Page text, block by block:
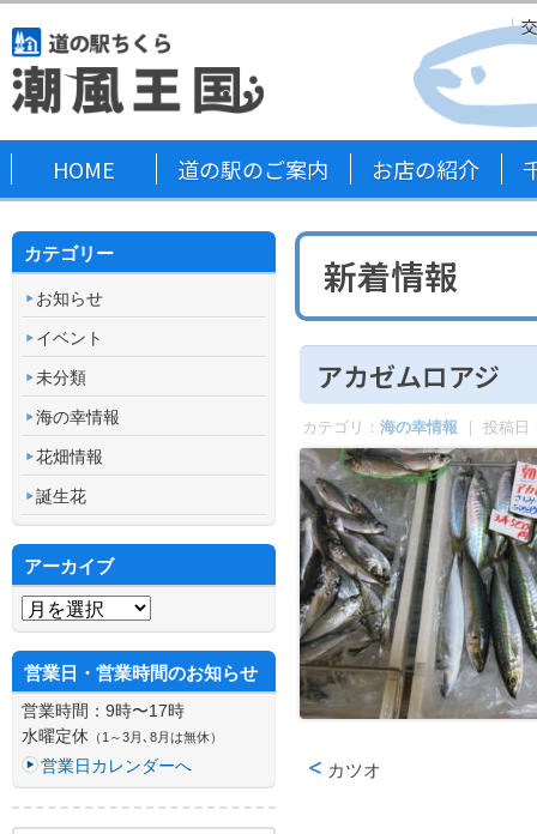
HOME 道の駅のご案内 お店の紹介
新着情報
アカゼムロアジ
カテゴリ： 海の幸情報 ｜ 投稿日
カツオ
カテゴリー
お知らせ
イベント
未分類
海の幸情報
花畑情報
誕生花
アーカイブ
アーカイブ
営業日・営業時間のお知らせ
営業時間：9時〜17時
水曜定休 （1～3月､8月は無休）
営業日カレンダーへ